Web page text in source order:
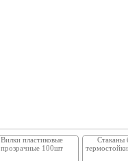
Вилки пластиковые
прозрачные 100шт
Стаканы